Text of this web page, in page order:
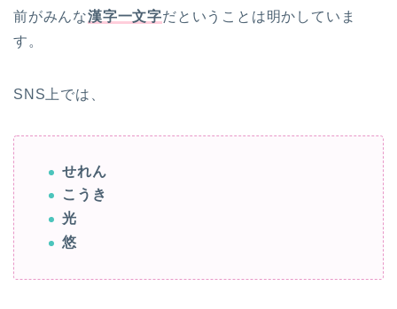
前がみんな漢字一文字だということは明かしていま
す。
SNS上では、
せれん
こうき
光
悠